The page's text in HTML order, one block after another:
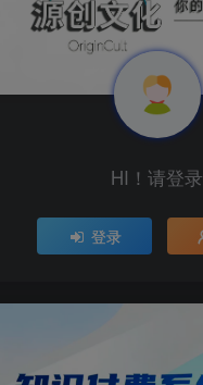
HI！请登录
登录